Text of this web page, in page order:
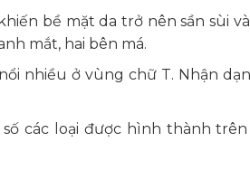
bề mặt da trở nên sần sùi
mắt, hai bên má.
nhiều ở vùng chữ T. Nhận
các loại được hình thành